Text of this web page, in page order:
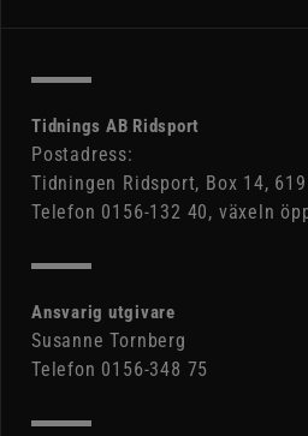
Tidnings AB Ridsport
Postadress:
Tidningen Ridsport, Box 14,
Telefon 0156-132 40, växeln
Ansvarig utgivare
Susanne Tornberg
Telefon 0156-348 75